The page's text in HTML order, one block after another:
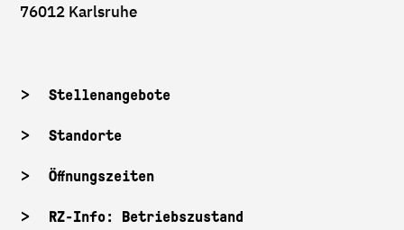
76012 Karlsruhe
Stellenangebote
Standorte
Öffnungszeiten
RZ-Info: Betriebszustand